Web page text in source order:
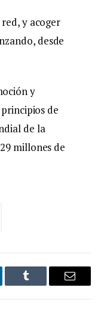
y acoger
desde
y
de
de la
millones de
Tumblr
Correo